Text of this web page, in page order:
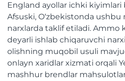
England ayollar ichki
Afsuski, O‘zbekistonda
narxlarda taklif etiladi. Ammo
deyarli ishlab chiqaruvchi
olishning muqobil usuli
onlayn xaridlar xizmati orqali
mashhur brendlar